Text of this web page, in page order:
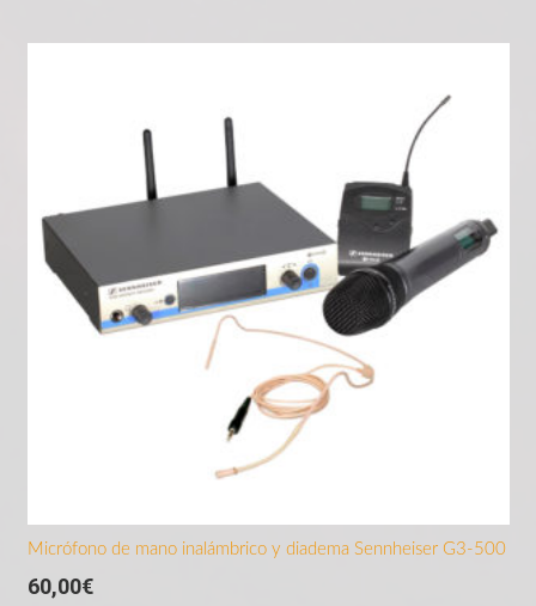
Micrófono de mano inalámbrico y diadema Sennheiser G3-500
60,00€